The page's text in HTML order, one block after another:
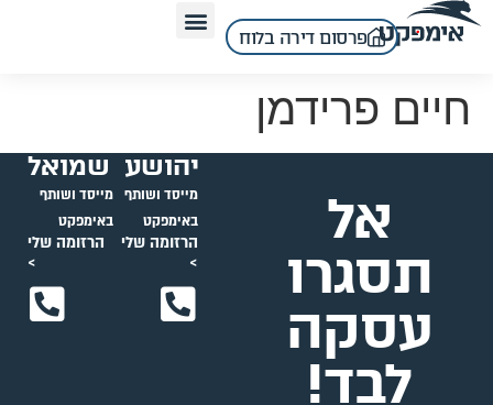
לתוכן
פרסום דירה בלוח
חיים פרידמן
אל
תסגרו
עסקה
לבד!
יהושע
מייסד ושותף
באימפקט
הרזומה שלי
>
שמואל
מייסד ושותף
באימפקט
הרזומה שלי
>